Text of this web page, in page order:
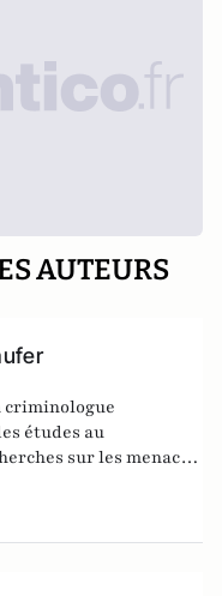
AUTEURS
criminologue
études au
sur les menaces
à l'
ouvrages sur